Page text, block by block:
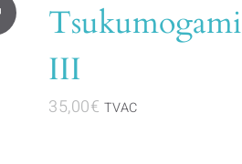
Tsukumogami
III
35,00€ TVAC